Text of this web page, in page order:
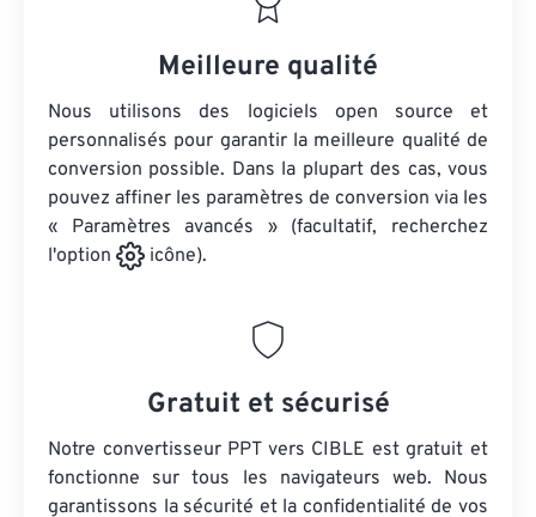
Meilleure qualité
Nous utilisons des logiciels open source et
personnalisés pour garantir la meilleure qualité de
conversion possible. Dans la plupart des cas, vous
pouvez affiner les paramètres de conversion via les
« Paramètres avancés » (facultatif, recherchez
l'option
icône).
Gratuit et sécurisé
Notre convertisseur PPT vers CIBLE est gratuit et
fonctionne sur tous les navigateurs web. Nous
garantissons la sécurité et la confidentialité de vos